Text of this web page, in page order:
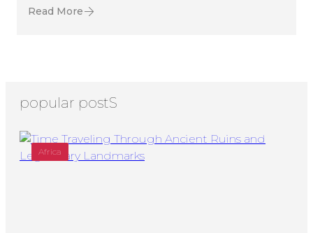
Read More
popular postS
Africa